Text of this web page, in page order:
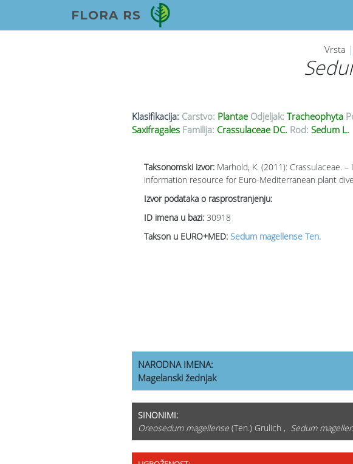
FLORA RS
Vrsta |
Klasifikacija: Carstvo: Plantae Odjeljak: Tracheophyta
Saxifragales Familija: Crassulaceae DC. Rod: Sedum L.
Taksonomski izvor: Marhold, K. (2011): Crassulaceae.
information resource for Euro-Mediterranean plant
Izvor podataka o rasprostranjenju:
ID imena u bazi: 30918
Takson u EURO+MED: Sedum magellense Ten.
NARODNA IMENA:
Magelanski žednjak
SINONIMI:
Oreosedum magellense(Ten.) Grulich , Sedum